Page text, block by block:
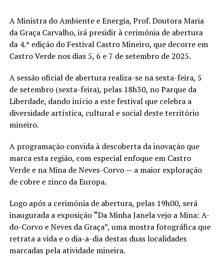
A Ministra do Ambiente e Energia, Prof. Doutora Maria
da Graça Carvalho, irá presidir à cerimónia de abertura
da 4.ª edição do Festival Castro Mineiro, que decorre em
Castro Verde nos dias 5, 6 e 7 de setembro de 2025.
A sessão oficial de abertura realiza-se na sexta-feira, 5
de setembro (sexta-feira), pelas 18h30, no Parque da
Liberdade, dando início a este festival que celebra a
diversidade artística, cultural e social deste território
mineiro.
A programação convida à descoberta da inovação que
marca esta região, com especial enfoque em Castro
Verde e na Mina de Neves-Corvo — a maior exploração
de cobre e zinco da Europa.
Logo após a cerimónia de abertura, pelas 19h00, será
inaugurada a exposição “Da Minha Janela vejo a Mina: A-
do-Corvo e Neves da Graça”, uma mostra fotográfica que
retrata a vida e o dia-a-dia destas duas localidades
marcadas pela atividade mineira.